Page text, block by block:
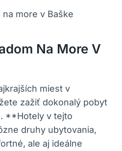
Na More V
miest v
zažiť dokonalý pobyt
**Hotely v tejto
druhy ubytovania,
ale aj ideálne